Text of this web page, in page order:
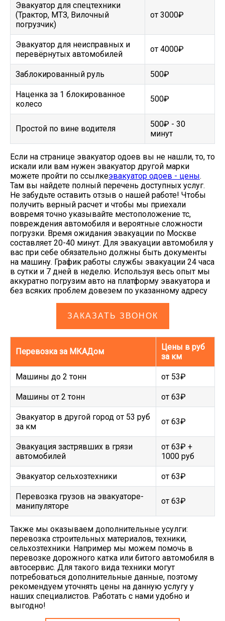
Эвакуатор для спецтехники
(Трактор, МТЗ, Вилочный
погрузчик)
от 3000₽
Эвакуатор для неисправных и
перевёрнутых автомобилей
от 4000₽
Заблокированный руль 500₽
Наценка за 1 блокированное
колесо
500₽
Простой по вине водителя
500₽ - 30
минут
Если на странице эвакуатор одоев вы не нашли, то, то
искали или вам нужен эвакуатор другой марки
можете пройти по ссылкеэвакуатор одоев - цены.
Там вы найдете полный перечень доступных услуг.
Не забудьте оставить отзыв о нашей работе! Чтобы
получить верный расчет и чтобы мы приехали
вовремя точно указывайте местоположение тс,
повреждения автомобиля и вероятные сложности
погрузки. Время ожидания эвакуации по Москве
составляет 20-40 минут. Для эвакуации автомобиля у
вас при себе обязательно должны быть документы
на машину. График работы службы эвакуации 24 часа
в сутки и 7 дней в неделю. Используя весь опыт мы
аккуратно погрузим авто на платформу эвакуатора и
без всяких проблем довезем по указанному адресу
ЗАКАЗАТЬ ЗВОНОК
Перевозка за МКАДом
Цены в руб
за км
Машины до 2 тонн от 53₽
Машины от 2 тонн от 63₽
Эвакуатор в другой город от 53 руб
за км
от 63₽
Эвакуация застрявших в грязи
автомобилей
от 63₽ +
1000 руб
Эвакуатор сельхозтехники от 63₽
Перевозка грузов на эвакуаторе-
манипуляторе
от 63₽
Также мы оказываем дополнительные усулги:
перевозка строительных материалов, техники,
сельхозтехники. Например мы можем помочь в
перевозке дорожного катка или битого автомобиля в
автосервис. Для такого вида техники могут
потребоваться дополнительные данные, поэтому
рекомендуем уточнять цены на данную услугу у
наших специалистов. Работать с нами удобно и
выгодно!